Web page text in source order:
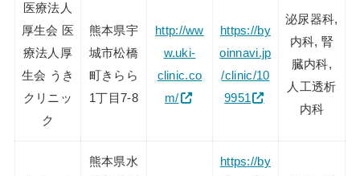
医療法人
厚生会 医
療法人厚
生会 うき
クリニッ
ク
熊本県宇
城市松橋
町きらら
1丁目7-8
http://ww
w.uki-
clinic.co
m/
https://by
oinnavi.jp
/clinic/10
9951
泌尿器科,
内科, 腎
臓内科,
人工透析
内科
熊本県水
https://by